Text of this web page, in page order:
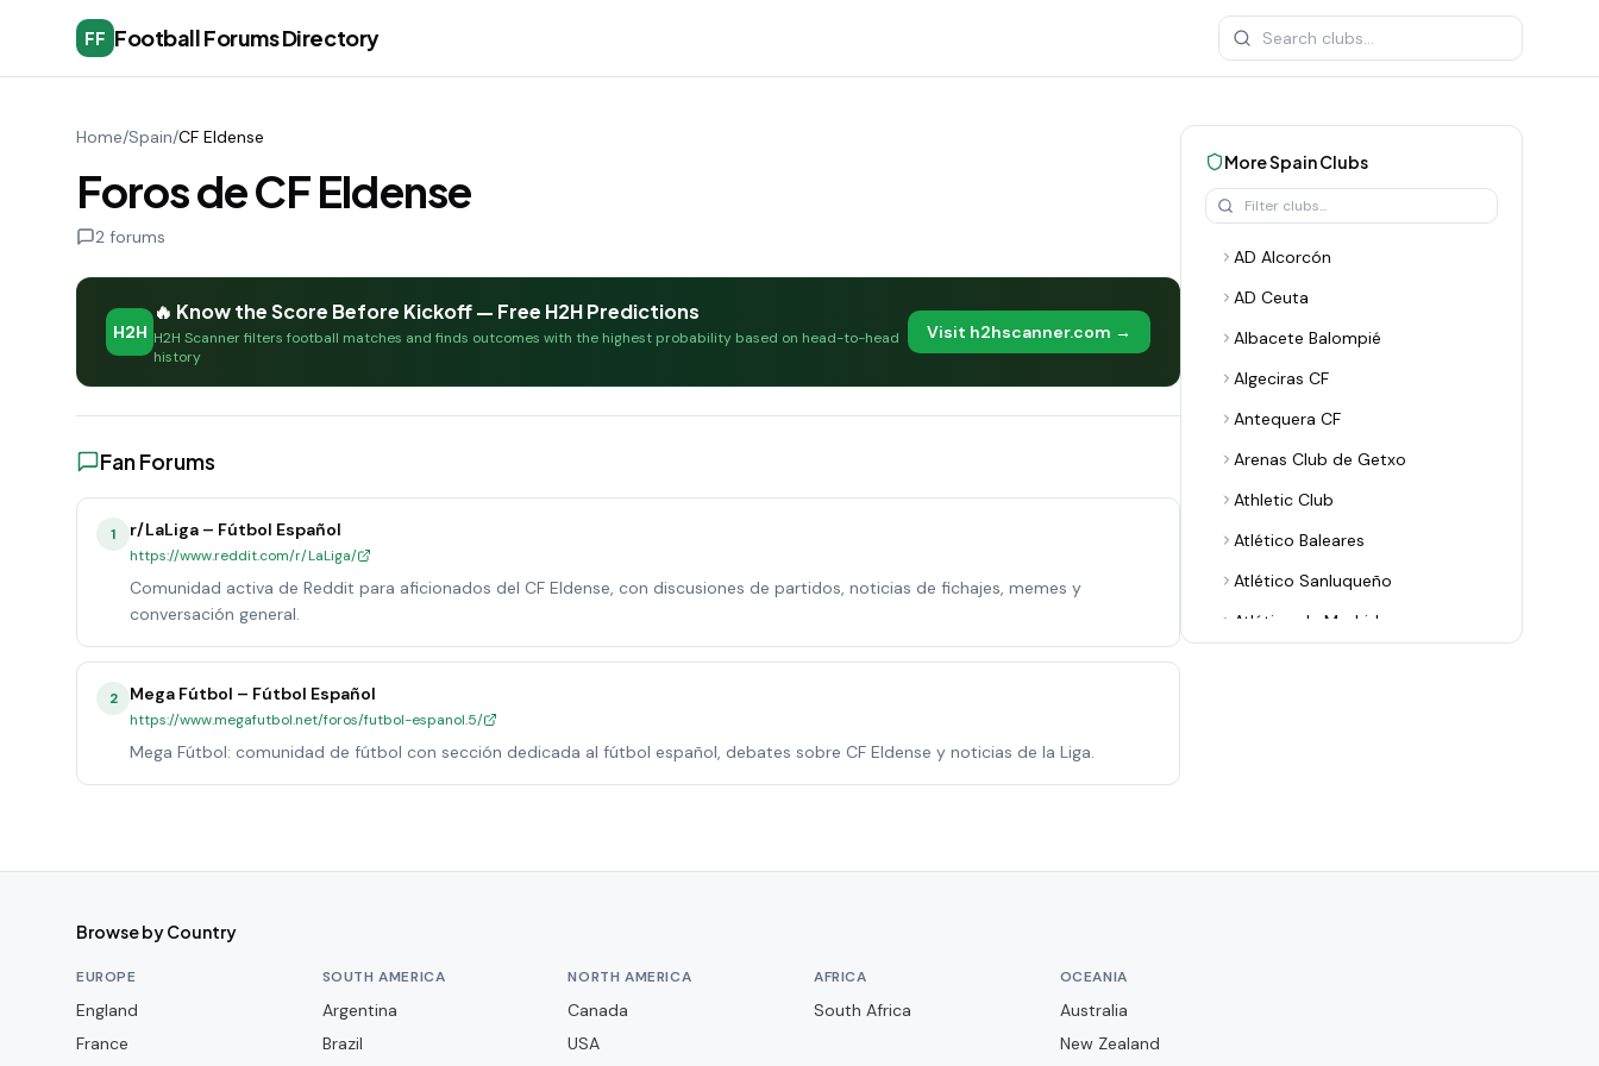
FF Football Forums Directory
Home/Spain/CF Eldense
Foros de CF Eldense
2 forums
H2H
🔥 Know the Score Before Kickoff — Free H2H Predictions
H2H Scanner filters football matches and finds outcomes with the highest probability based on head-to-head
history
Visit h2hscanner.com →
Fan Forums
1 r/LaLiga – Fútbol Español
https://www.reddit.com/r/LaLiga/
Comunidad activa de Reddit para aficionados del CF Eldense, con discusiones de partidos, noticias de fichajes, memes y
conversación general.
2 Mega Fútbol – Fútbol Español
https://www.megafutbol.net/foros/futbol-espanol.5/
Mega Fútbol: comunidad de fútbol con sección dedicada al fútbol español, debates sobre CF Eldense y noticias de la Liga.
MoreSpainClubs
AD Alcorcón
AD Ceuta
Albacete Balompié
Algeciras CF
Antequera CF
Arenas Club de Getxo
Athletic Club
Atlético Baleares
Atlético Sanluqueño
Atlético de Madrid
Browse by Country
EUROPE
England
France
SOUTH AMERICA
Argentina
Brazil
NORTH AMERICA
Canada
USA
AFRICA
South Africa
OCEANIA
Australia
New Zealand